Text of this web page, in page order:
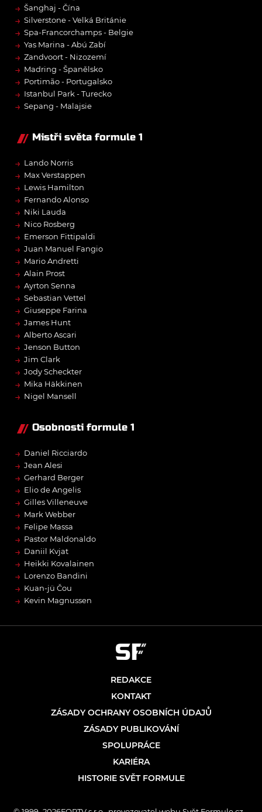
→ Šanghaj - Čína
→ Silverstone - Velká Británie
→ Spa-Francorchamps - Belgie
→ Yas Marina - Abú Zabí
→ Zandvoort - Nizozemí
→ Madring - Španělsko
→ Portimão - Portugalsko
→ Istanbul Park - Turecko
→ Sepang - Malajsie
Mistři světa formule 1
→ Lando Norris
→ Max Verstappen
→ Lewis Hamilton
→ Fernando Alonso
→ Niki Lauda
→ Nico Rosberg
→ Emerson Fittipaldi
→ Juan Manuel Fangio
→ Mario Andretti
→ Alain Prost
→ Ayrton Senna
→ Sebastian Vettel
→ Giuseppe Farina
→ James Hunt
→ Alberto Ascari
→ Jenson Button
→ Jim Clark
→ Jody Scheckter
→ Mika Häkkinen
→ Nigel Mansell
Osobnosti formule 1
→ Daniel Ricciardo
→ Jean Alesi
→ Gerhard Berger
→ Elio de Angelis
→ Gilles Villeneuve
→ Mark Webber
→ Felipe Massa
→ Pastor Maldonaldo
→ Daniil Kvjat
→ Heikki Kovalainen
→ Lorenzo Bandini
→ Kuan-jü Čou
→ Kevin Magnussen
REDAKCE
KONTAKT
ZÁSADY OCHRANY OSOBNÍCH ÚDAJŮ
ZÁSADY PUBLIKOVÁNÍ
SPOLUPRÁCE
KARIÉRA
HISTORIE SVĚT FORMULE